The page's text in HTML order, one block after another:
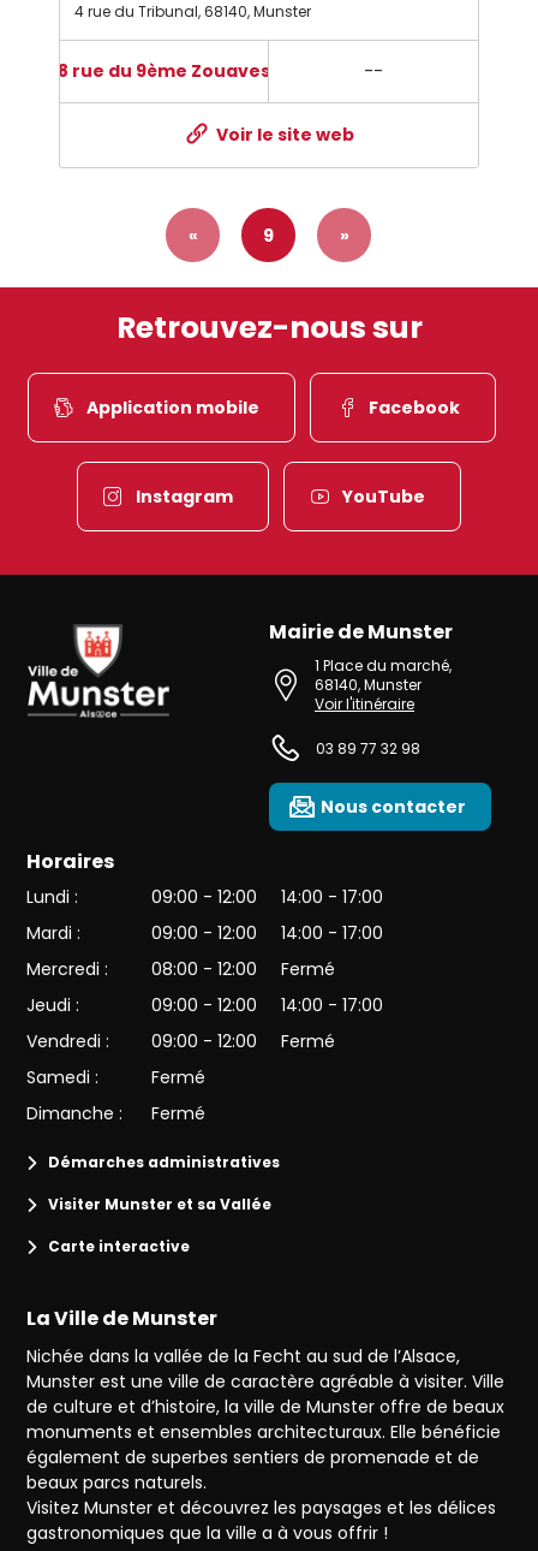
4 rue du Tribunal,68140,Munster
8 rue du 9ème Zouaves --
Voir le site web
« 9 »
Retrouvez-nous sur
Application mobile Facebook
Instagram YouTube
Ville de Munster (Alsace) Située au cœur de l’Alsace et de l’une
Mairie de Munster
1 Place du marché,
68140,Munster
Voir l'itinéraire
03 89 77 32 98
Nous contacter
Horaires
Lundi : 09:00 - 12:00
14:00 - 17:00
Mardi :
09:00 - 12:00
14:00 - 17:00
Mercredi :
08:00 - 12:00
Fermé
Jeudi :
09:00 - 12:00
14:00 - 17:00
Vendredi :
09:00 - 12:00
Fermé
Samedi :
Fermé
Dimanche :
Fermé
Démarches administratives
Visiter Munster et sa Vallée
Carte interactive
La Ville de Munster
Nichée dans la vallée de la Fecht au sud de l’Alsace,
Munster est une ville de caractère agréable à visiter. Ville
de culture et d’histoire, la ville de Munster offre de beaux
monuments et ensembles architecturaux. Elle bénéficie
également de superbes sentiers de promenade et de
beaux parcs naturels.
Visitez Munster et découvrez les paysages et les délices
gastronomiques que la ville a à vous offrir !